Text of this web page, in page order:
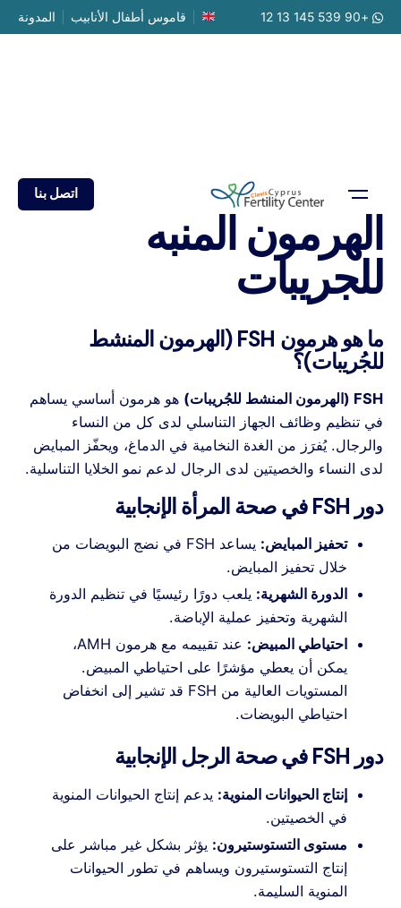
Skip
to
+90 539 145 13 12 المدونة قاموس أطفال الأنابيب
اتصل بنا
الهرمون المنبه
للجريبات
ما هو هرمون FSH (الهرمون المنشط
للجُريبات)؟
FSH (الهرمون المنشط للجُريبات)
هو هرمون أساسي يساهم
في تنظيم وظائف الجهاز التناسلي لدى كل من النساء
والرجال. يُفرَز من الغدة النخامية في الدماغ، ويحفّز المبايض
لدى النساء والخصيتين لدى الرجال لدعم نمو الخلايا التناسلية.
دور FSH في صحة المرأة الإنجابية
تحفيز المبايض:
يساعد FSH في نضج البويضات من
خلال تحفيز المبايض.
الدورة الشهرية: يلعب دورًا رئيسيًا في تنظيم الدورة
الشهرية وتحفيز عملية الإباضة.
احتياطي المبيض:
عند تقييمه مع هرمون AMH،
يمكن أن يعطي مؤشرًا على احتياطي المبيض.
المستويات العالية من FSH قد تشير إلى انخفاض
احتياطي البويضات.
دور FSH في صحة الرجل الإنجابية
إنتاج الحيوانات المنوية: يدعم إنتاج الحيوانات المنوية
في الخصيتين.
مستوى التستوستيرون: يؤثر بشكل غير مباشر على
إنتاج التستوستيرون ويساهم في تطور الحيوانات
المنوية السليمة.